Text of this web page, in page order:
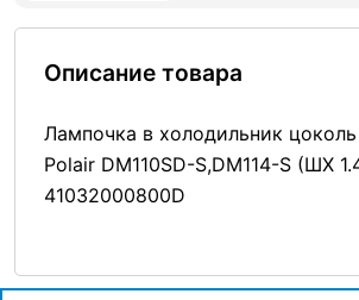
Описание товара
Лампочка в холодильник цоколь
Polair DM110SD-S,DM114-S (ШХ
41032000800D